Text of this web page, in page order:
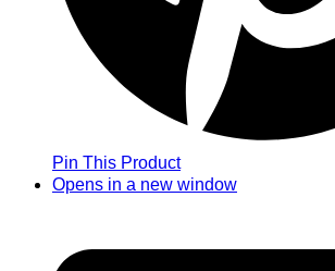
Pin This Product
Opens in a new window